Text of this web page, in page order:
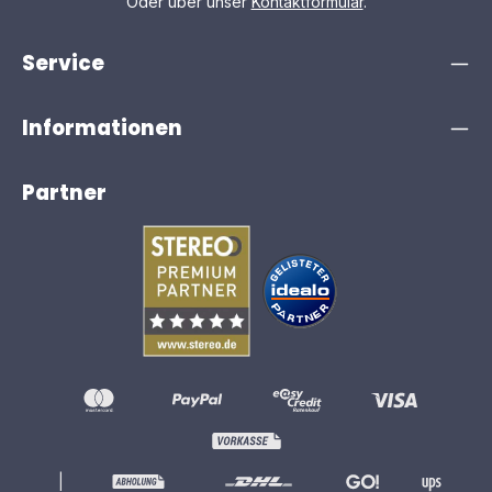
Wireless verfügt mit dem HDMI eARC über die neueste
Schnittstelle zu deinem Fernseher, die auch
reguliere die Lautstärke wie gewohnt mit deiner TV-
können bei TVs mit WiSA-Integration ganz ohne Kabel
verbunden werden. Die WiSA-Integration unterstützt
zudem Mehrkanal für Heimkino bis zu 7.1. Dein
Fachhändler kennt das aktuelle Angebot und berät dich
gerne. Digitaler Eingang (optisch oder coaxial)Alternativ
steht dir auch eine digitale Verbindung zur Verfügung.
Verbinde deinen TV optisch oder coaxial via Kabel
mit den Lautsprechern. Mit dem externen IR-Empfänger
kann jede TV-Fernbedienung angelernt werden,
wodurch die Lautstärkeregelung wieder ganz einfach
ERWEITERTE FEATURES Neben Plug & Play bietet die
neue Ace Wireless Serie auch für Technik-Fans einige
Features. Analoge VerbindungDie Ace Wireless
Lautsprecher* verfügen über einen symmetrischen
Wohnzimmer, besitzt eine Bar oder ein Restaurant, das
Service
Informationen
Partner